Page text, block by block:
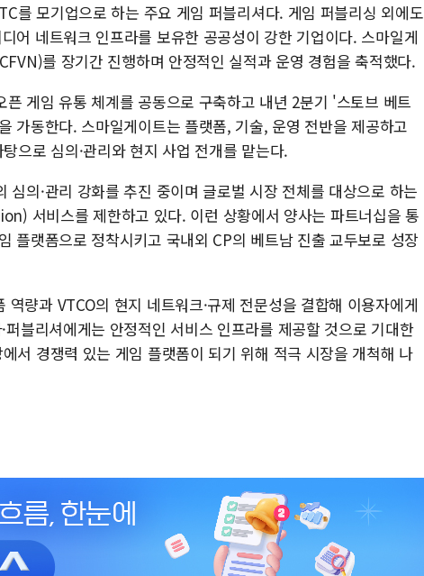
를 모기업으로 하는 주요 게임 퍼블리셔다. 게임 퍼블리싱 외에도
어 네트워크 인프라를 보유한 공공성이 강한 기업이다. 스마일게
를 장기간 진행하며 안정적인 실적과 운영 경험을 축적했다.
게임 유통 체계를 공동으로 구축하고 내년 2분기 '스토브 베트
가동한다. 스마일게이트는 플랫폼, 기술, 운영 전반을 제공하고
으로 심의·관리와 현지 사업 전개를 맡는다.
심의·관리 강화를 추진 중이며 글로벌 시장 전체를 대상으로 하는
서비스를 제한하고 있다. 이런 상황에서 양사는 파트너십을 통
플랫폼으로 정착시키고 국내외 CP의 베트남 진출 교두보로 성장
량과 VTCO의 현지 네트워크·규제 전문성을 결합해 이용자에게
블리셔에게는 안정적인 서비스 인프라를 제공할 것으로 기대한
서 경쟁력 있는 게임 플랫폼이 되기 위해 적극 시장을 개척해 나